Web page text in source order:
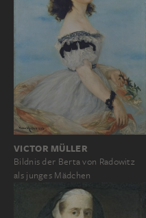
VICTOR MÜLLER
Bildnis der Berta von Radowitz
als junges Mädchen